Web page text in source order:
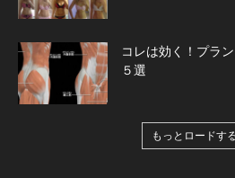
コレは効く！プラ
５選
もっとロードす